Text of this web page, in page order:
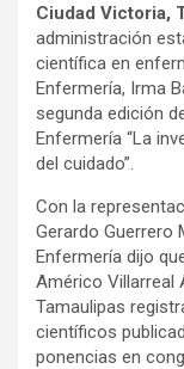
Ciudad Victoria,
administración
científica en
Enfermería, Irma
segunda edición
Enfermería “La
del cuidado”.
Con la
Gerardo Guerrero
Enfermería dijo
Américo Villarreal
Tamaulipas
científicos
ponencias en